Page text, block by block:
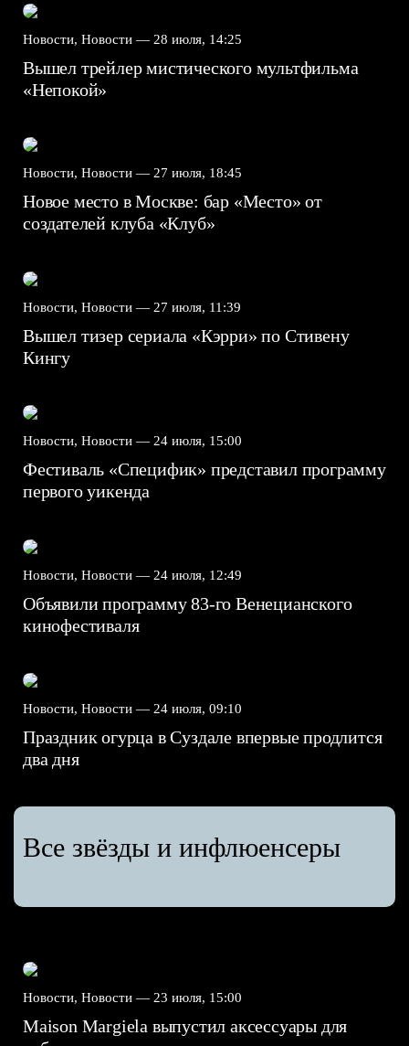
Новости, Новости — 28 июля, 14:25
Вышел трейлер мистического мультфильма
«Непокой»
Новости, Новости — 27 июля, 18:45
Новое место в Москве: бар «Место» от
создателей клуба «Клуб»
Новости, Новости — 27 июля, 11:39
Вышел тизер сериала «Кэрри» по Стивену
Кингу
Новости, Новости — 24 июля, 15:00
Фестиваль «Специфик» представил программу
первого уикенда
Новости, Новости — 24 июля, 12:49
Объявили программу 83-го Венецианского
кинофестиваля
Новости, Новости — 24 июля, 09:10
Праздник огурца в Суздале впервые продлится
два дня
Все звёзды и инфлюенсеры
Новости, Новости — 23 июля, 15:00
Maison Margiela выпустил аксессуары для